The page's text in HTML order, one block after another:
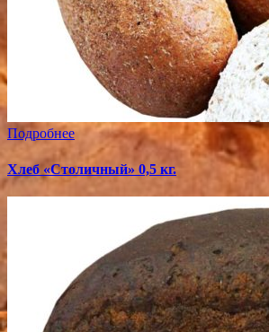
Подробнее
Хлеб «Столичный» 0,5 кг.